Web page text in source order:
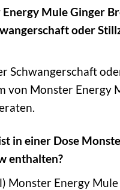
Mule Ginger
oder
Schwangerschaft
von Monster Energy
in einer Dose
enthalten?
Monster Energy